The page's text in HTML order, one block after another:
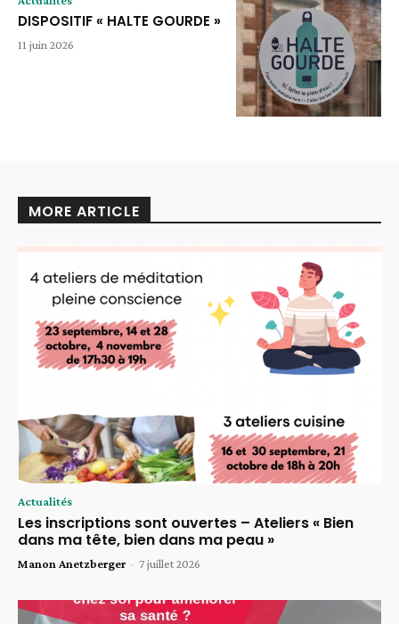
DISPOSITIF « HALTE GOURDE »
11 juin 2026
MORE ARTICLE
Actualités
Les inscriptions sont ouvertes – Ateliers « Bien
dans ma tête, bien dans ma peau »
Manon Anetzberger - 7 juillet 2026